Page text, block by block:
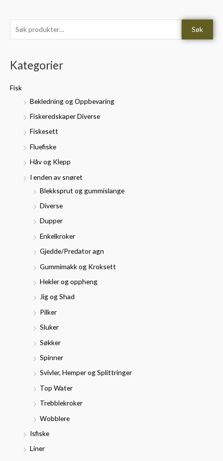
ø
e
t
Søk
Kategorier
Fisk
Bekledning og Oppbevaring
Fiskeredskaper Diverse
Fiskesett
Fluefiske
Håv og Klepp
I enden av snøret
Blekksprut og gummislange
Diverse
Dupper
Enkelkroker
Gjedde/Predator agn
Gummimakk og Kroksett
Hekler og oppheng
Jig og Shad
Pilker
Sluker
Søkker
Spinner
Svivler, Hemper og Splittringer
Top Water
Trebblekroker
Wobblere
Isfiske
Liner
ia